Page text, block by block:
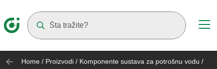
Home / Proizvodi / Komponente sustava za potrošnu vodu /